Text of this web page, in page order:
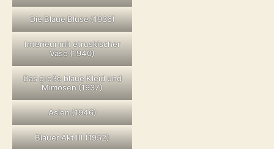
Die Blaue Bluse (1936)
Interieur mit etruskischer
Vase (1940)
Das große blaue Kleid und
Mimosen (1937)
Asien (1946)
Blauer Akt III (1952)